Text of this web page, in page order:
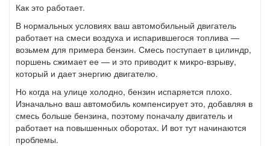
Как это работает.
В нормальных условиях ваш автомобильный двигатель
работает на смеси воздуха и испарившегося топлива —
возьмем для примера бензин. Смесь поступает в цилиндр,
поршень сжимает ее — и это приводит к микро-взрыву,
который и дает энергию двигателю.
Но когда на улице холодно, бензин испаряется плохо.
Изначально ваш автомобиль компенсирует это, добавляя в
смесь больше бензина, поэтому поначалу двигатель и
работает на повышенных оборотах. И вот тут начинаются
проблемы.